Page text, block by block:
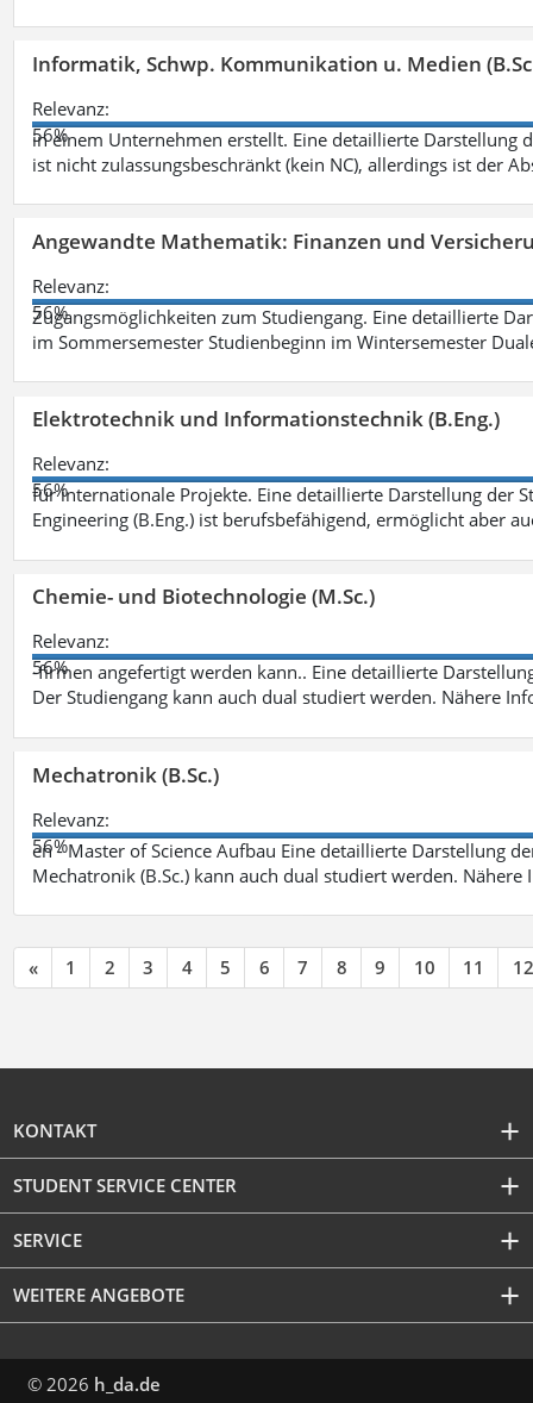
Informatik, Schwp. Kommunikation u. Medien
Relevanz:
56%
in einem Unternehmen erstellt. Eine detaillierte Darstellung
ist nicht zulassungsbeschränkt (kein NC), allerdings ist der
Angewandte Mathematik: Finanzen und
Relevanz:
56%
Zugangsmöglichkeiten zum Studiengang. Eine detaillierte
im Sommersemester Studienbeginn im Wintersemester
Elektrotechnik und Informationstechnik (B.Eng.)
Relevanz:
56%
für internationale Projekte. Eine detaillierte Darstellung der
Engineering (B.Eng.) ist berufsbefähigend, ermöglicht aber
Chemie- und Biotechnologie (M.Sc.)
Relevanz:
56%
-firmen angefertigt werden kann.. Eine detaillierte
Der Studiengang kann auch dual studiert werden. Nähere
Mechatronik (B.Sc.)
Relevanz:
56%
en - Master of Science Aufbau Eine detaillierte Darstellung
Mechatronik (B.Sc.) kann auch dual studiert werden.
« 1 2 3 4 5 6 7 8 9 10 11 12
KONTAKT
STUDENT SERVICE CENTER
SERVICE
WEITERE ANGEBOTE
© 2026 h_da.de